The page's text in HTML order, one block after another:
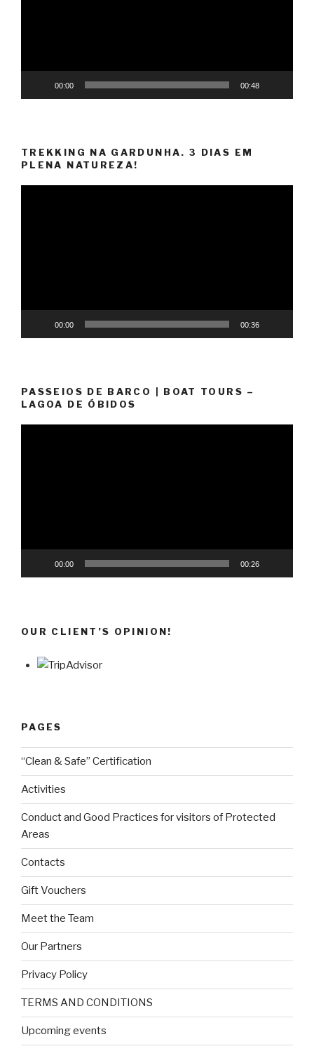
00:00 00:48
TREKKING NA GARDUNHA. 3 DIAS EM
PLENA NATUREZA!
00:00 00:36
PASSEIOS DE BARCO | BOAT TOURS –
LAGOA DE ÓBIDOS
00:00 00:26
OUR CLIENT’S OPINION!
PAGES
“Clean & Safe” Certification
Activities
Conduct and Good Practices for visitors of Protected
Areas
Contacts
Gift Vouchers
Meet the Team
Our Partners
Privacy Policy
TERMS AND CONDITIONS
Upcoming events